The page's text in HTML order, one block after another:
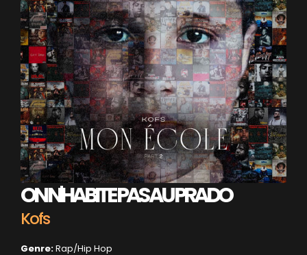
ON N'HABITE PAS AU PRADO
Kofs
Genre:Rap/Hip Hop